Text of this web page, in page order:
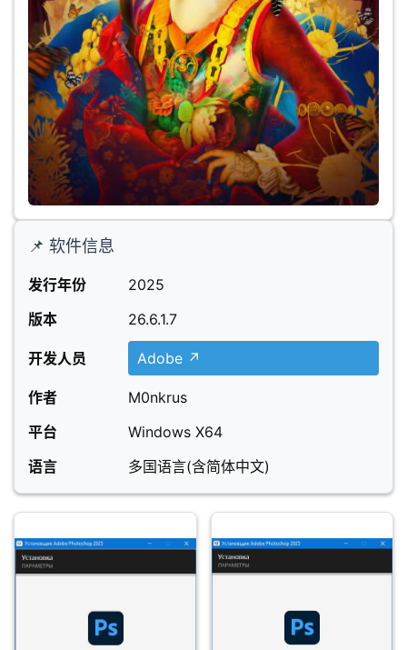
📌 软件信息
发行年份
2025
版本
26.6.1.7
开发人员 Adobe ↗
作者
M0nkrus
平台
Windows X64
语言
多国语言(含简体中文)